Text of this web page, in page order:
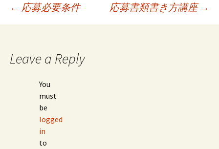
Post
← 応募必要条件 応募書類書き方講座 →
Leave a Reply
You
must
be
logged
in
to